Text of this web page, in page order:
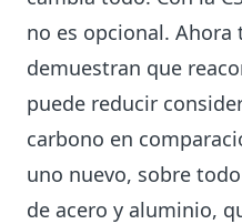
no es opcional.
demuestran que
puede reducir
carbono en
uno nuevo, sobre
de acero y aluminio,